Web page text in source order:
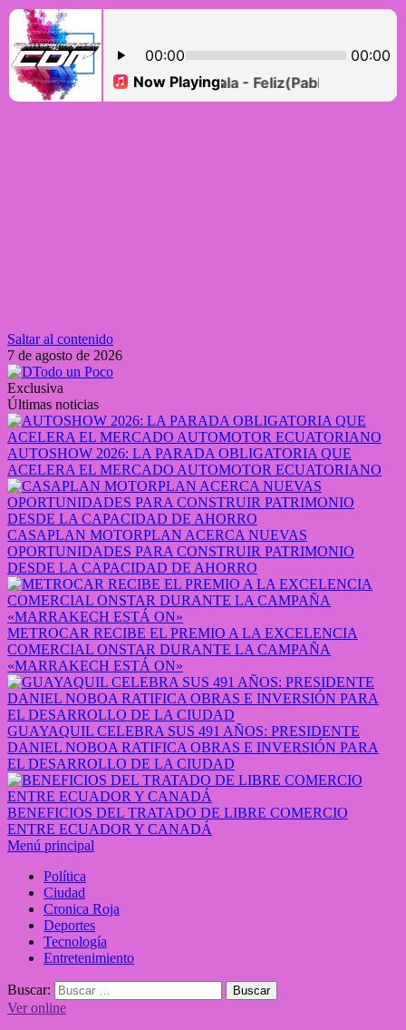
Saltar al contenido
7 de agosto de 2026
Exclusiva
Últimas noticias
AUTOSHOW 2026: LA PARADA OBLIGATORIA QUE
ACELERA EL MERCADO AUTOMOTOR ECUATORIANO
CASAPLAN MOTORPLAN ACERCA NUEVAS
OPORTUNIDADES PARA CONSTRUIR PATRIMONIO
DESDE LA CAPACIDAD DE AHORRO
METROCAR RECIBE EL PREMIO A LA EXCELENCIA
COMERCIAL ONSTAR DURANTE LA CAMPAÑA
«MARRAKECH ESTÁ ON»
GUAYAQUIL CELEBRA SUS 491 AÑOS: PRESIDENTE
DANIEL NOBOA RATIFICA OBRAS E INVERSIÓN PARA
EL DESARROLLO DE LA CIUDAD
BENEFICIOS DEL TRATADO DE LIBRE COMERCIO
ENTRE ECUADOR Y CANADÁ
Menú principal
Política
Ciudad
Cronica Roja
Deportes
Tecnología
Entretenimiento
Buscar:
Ver online